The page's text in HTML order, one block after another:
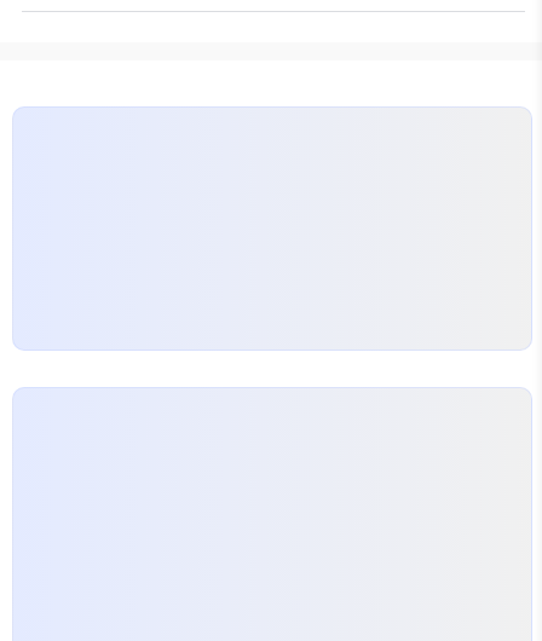
지는 간단하게 생각하면, 여러분의 메시지를 담은 작